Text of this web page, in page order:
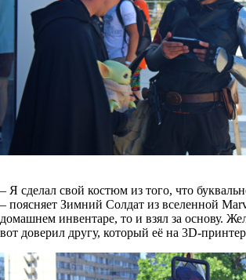
– Я сделал свой костюм из того, что
– поясняет Зимний Солдат из вселенной
домашнем инвентаре, то и взял за основу.
вот доверил другу, который её на 3D-